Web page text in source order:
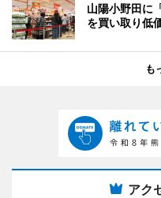
山陽小野田に
を買い取り低
も
アク